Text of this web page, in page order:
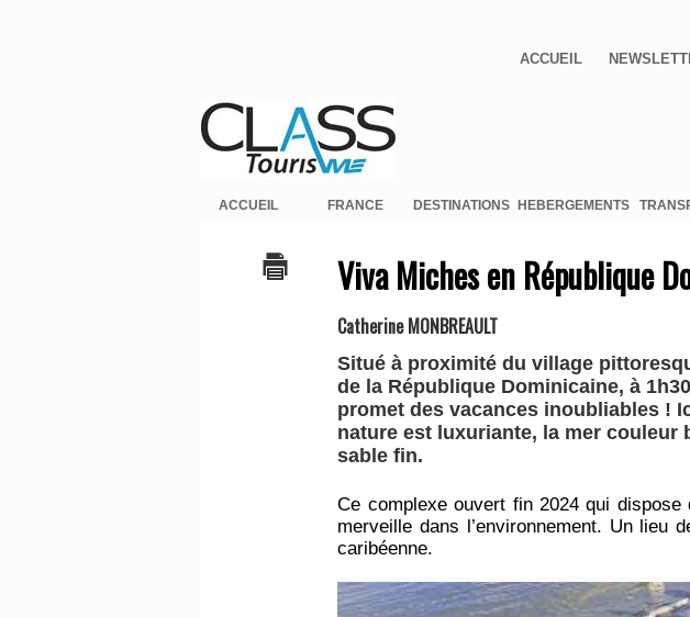
ACCUEIL
ACCUEIL FRANCE DESTINATIONS HEBERGEMENTS
Viva Miches en République
Catherine MONBREAULT
Situé à proximité du village
de la République Dominicaine, à
promet des vacances inoubliables !
nature est luxuriante, la mer couleur
sable fin.
Ce complexe ouvert fin 2024 qui
merveille dans l’environnement. Un lieu
caribéenne.